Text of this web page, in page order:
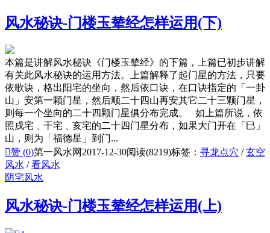
风水秘诀-门楼玉辇经怎样运用(下)
本篇是讲解风水秘诀《门楼玉辇经》的下篇，上篇已初步讲解
有关此风水秘诀的运用方法。上篇解释了起门星的方法，只要
依歌诀，格出阳宅的坐向，然后依口诀，在口诀指定的「一卦
山」安第一颗门星，然后顺二十四山再安其它二十三颗门星，
则每一个坐向的二十四颗门星俱分布完成。 如上篇所说，依
照戌宅﹑干宅﹑亥宅的二十四门星分布，如果大门开在「巳」
山，则为「福德星」到门...
赞 (0)第一风水网 2017-12-30阅读(8219)标签： 寻龙点穴 /玄空
风水 /看风水
阴宅风水
风水秘诀-门楼玉辇经怎样运用(上)